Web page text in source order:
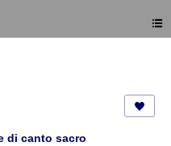
di canto sacro